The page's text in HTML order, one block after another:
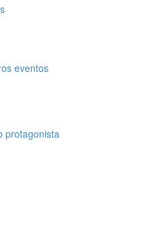
eventos
protagonista